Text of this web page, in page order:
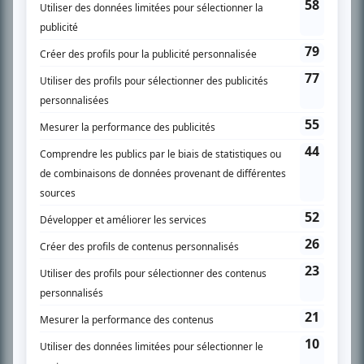
SUR LE RÉSEAU BIZZ MÉDIA
PLAN DU SITE
Accueil
Liste des oeuvres
Recherche avancée
À propos
Nous contacter
Termes et conditions
Politique de confidentialité
Gestion du consentement